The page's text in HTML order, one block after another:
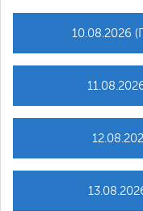
10.08.2026